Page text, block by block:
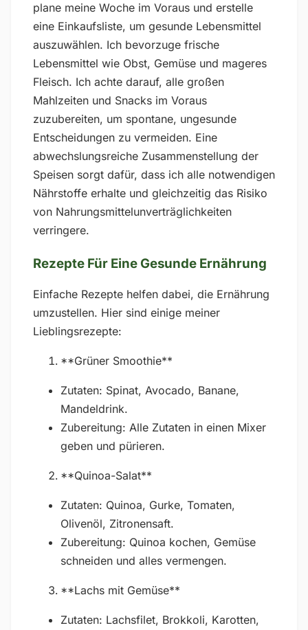
plane meine Woche im Voraus und erstelle
eine Einkaufsliste, um gesunde Lebensmittel
auszuwählen. Ich bevorzuge frische
Lebensmittel wie Obst, Gemüse und mageres
Fleisch. Ich achte darauf, alle großen
Mahlzeiten und Snacks im Voraus
zuzubereiten, um spontane, ungesunde
Entscheidungen zu vermeiden. Eine
abwechslungsreiche Zusammenstellung der
Speisen sorgt dafür, dass ich alle notwendigen
Nährstoffe erhalte und gleichzeitig das Risiko
von Nahrungsmittelunverträglichkeiten
verringere.
Rezepte Für Eine Gesunde Ernährung
Einfache Rezepte helfen dabei, die Ernährung
umzustellen. Hier sind einige meiner
Lieblingsrezepte:
**Grüner Smoothie**
Zutaten: Spinat, Avocado, Banane,
Mandeldrink.
Zubereitung: Alle Zutaten in einen Mixer
geben und pürieren.
**Quinoa-Salat**
Zutaten: Quinoa, Gurke, Tomaten,
Olivenöl, Zitronensaft.
Zubereitung: Quinoa kochen, Gemüse
schneiden und alles vermengen.
**Lachs mit Gemüse**
Zutaten: Lachsfilet, Brokkoli, Karotten,